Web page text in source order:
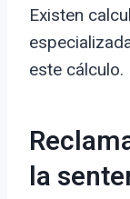
Existen
este cálculo.
la